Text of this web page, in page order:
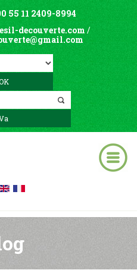
55 11 2409-8994
decouverte.com /